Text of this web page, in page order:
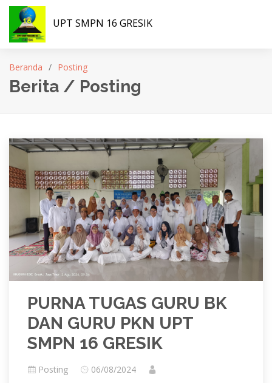
UPT SMPN 16 GRESIK
Beranda Posting
Berita / Posting
PURNA TUGAS GURU BK
DAN GURU PKN UPT
SMPN 16 GRESIK
Posting 06/08/2024